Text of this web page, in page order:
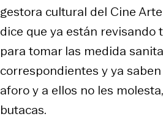
gestora cultural del Cine
dice que ya están revisando
para tomar las medida
correspondientes y ya
aforo y a ellos no les
butacas.